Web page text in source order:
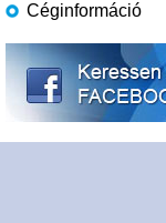
Céginformáció